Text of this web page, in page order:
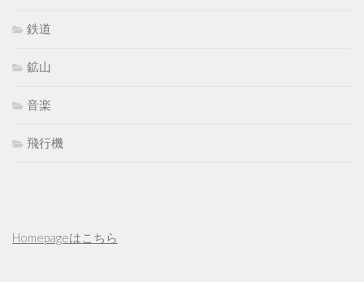
鉄道
鉱山
音楽
飛行機
Homepageはこちら